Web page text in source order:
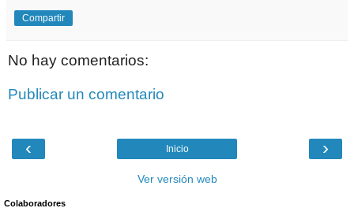
Compartir
No hay comentarios:
Publicar un comentario
‹ ›
Inicio
Ver versión web
Colaboradores